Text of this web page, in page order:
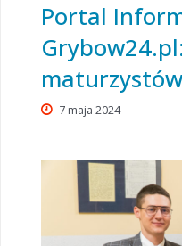
Portal
7 maja 2024